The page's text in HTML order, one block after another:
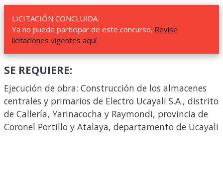
LICITACIÓN CONCLUIDA.
Ya no puede participar de este concurso. Revise
licitaciones vigentes aquí
SE REQUIERE:
Ejecución de obra: Construcción de los almacenes
centrales y primarios de Electro Ucayali S.A., distrito
de Callería, Yarinacocha y Raymondi, provincia de
Coronel Portillo y Atalaya, departamento de Ucayali